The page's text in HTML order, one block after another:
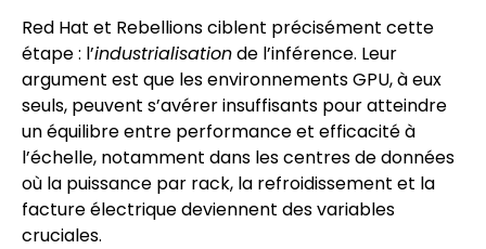
Red Hat et Rebellions ciblent précisément cette
étape : l’industrialisationde l’inférence. Leur
argument est que les environnements GPU, à eux
seuls, peuvent s’avérer insuffisants pour atteindre
un équilibre entre performance et efficacité à
l’échelle, notamment dans les centres de données
où la puissance par rack, la refroidissement et la
facture électrique deviennent des variables
cruciales.